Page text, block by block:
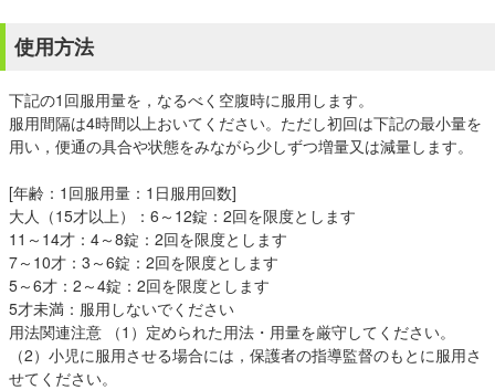
使用方法
下記の1回服用量を，なるべく空腹時に服用します。
服用間隔は4時間以上おいてください。ただし初回は下記の最小量を
用い，便通の具合や状態をみながら少しずつ増量又は減量します。
[年齢：1回服用量：1日服用回数]
大人（15才以上）：6～12錠：2回を限度とします
11～14才：4～8錠：2回を限度とします
7～10才：3～6錠：2回を限度とします
5～6才：2～4錠：2回を限度とします
5才未満：服用しないでください
用法関連注意 （1）定められた用法・用量を厳守してください。
（2）小児に服用させる場合には，保護者の指導監督のもとに服用さ
せてください。